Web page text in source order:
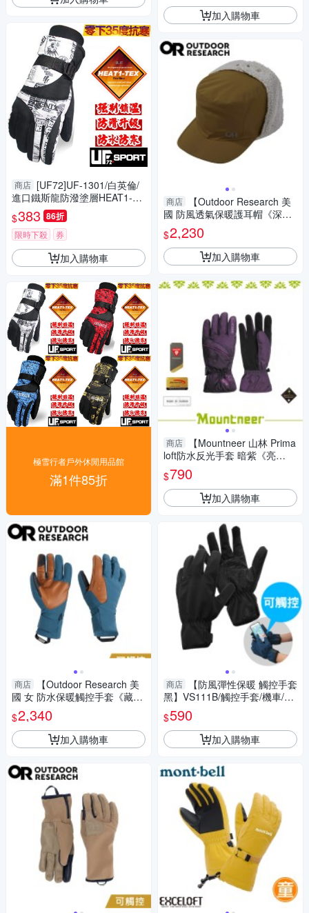
商店 [UF72]UF-1301/白英倫/
進口鐵斯龍防潑塗層HEAT1-TE
X保暖纖維滑雪手套(升級版)
$383 86折
限時下殺 券
加入購物車
極雪行者戶外休閒用品館
滿1件85折
商店
【Outdoor Research 美
國 女 防水保暖觸控手套《藏
青》】300551/保暖手套/機車
手套/防滑手套
$2,340
加入購物車
加入購物車
商店
【Outdoor Research 美
國 防風透氣保暖護耳帽《深棕/
淺灰》】283252/毛帽/雪帽/保
暖針織帽
$2,230
加入購物車
商店
【Mountneer 山林 Prima
loft防水反光手套 暗紫《亮
紫》】12G06/機車手套/防水/
防風
$790
加入購物車
商店
【防風彈性保暖 觸控手套
黑】VS111B/觸控手套/機車/登
山健行
$590
加入購物車